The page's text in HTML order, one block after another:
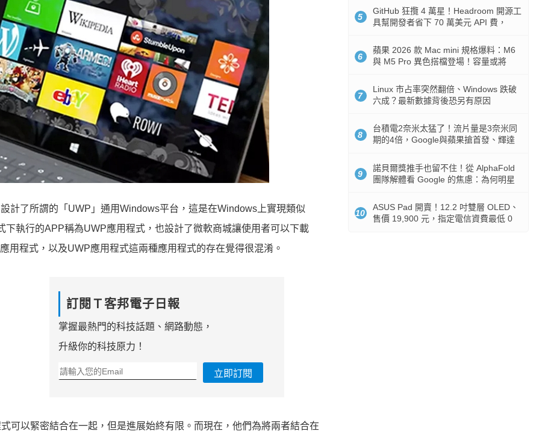
計了所謂的「UWP」通用Windows平台，這是在Windows上實現類似
執行的APP稱為UWP應用程式，也設計了微軟商城讓使用者可以下載
用程式，以及UWP應用程式這兩種應用程式的存在覺得很混淆。
訂閱Ｔ客邦電子日報
掌握最熱門的科技話題、網路動態，
升級你的科技原力！
立即訂閱
可以緊密結合在一起，但是進展始終有限。而現在，他們為將兩者結合在
5
GitHub 狂攬 4 萬星！Headroom 開源工
具幫開發者省下 70 萬美元 API 費，
6
蘋果 2026 款 Mac mini 規格爆料：M6
與 M5 Pro 異色搭檔登場！容量或將
7
Linux 市占率突然翻倍、Windows 跌破
六成？最新數據背後恐另有原因
8
台積電2奈米太猛了！流片量是3奈米同
期的4倍，Google與蘋果搶首發、輝達
9
諾貝爾獎推手也留不住！從 AlphaFold
團隊解體看 Google 的焦慮：為何明星
10
ASUS Pad 開賣！12.2 吋雙層 OLED、
售價 19,900 元，指定電信資費最低 0